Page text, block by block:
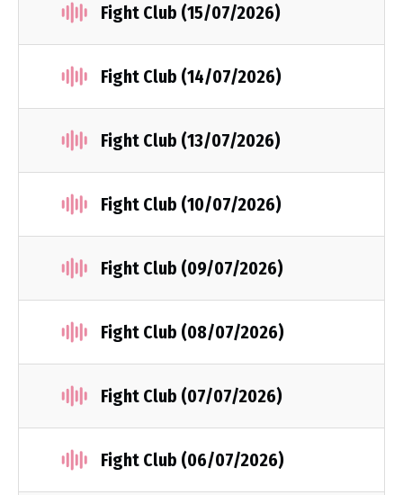
Fight Club (15/07/2026)
Fight Club (14/07/2026)
Fight Club (13/07/2026)
Fight Club (10/07/2026)
Fight Club (09/07/2026)
Fight Club (08/07/2026)
Fight Club (07/07/2026)
Fight Club (06/07/2026)